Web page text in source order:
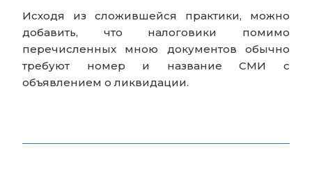
Исходя из сложившейся практики, можно
добавить, что налоговики помимо
перечисленных мною документов обычно
требуют номер и название СМИ с
объявлением о ликвидации.